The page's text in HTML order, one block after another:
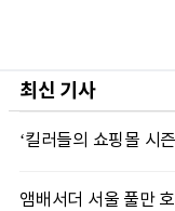
최신 기사